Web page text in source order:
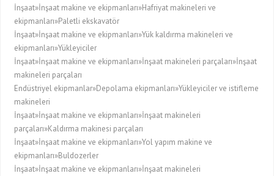
İnşaat»İnşaat makine ve ekipmanları»Hafriyat makineleri ve
ekipmanları»Paletli ekskavatör
İnşaat»İnşaat makine ve ekipmanları»Yük kaldırma makineleri ve
ekipmanları»Yükleyiciler
İnşaat»İnşaat makine ve ekipmanları»İnşaat makineleri parçaları»İnşaat
makineleri parçaları
Endüstriyel ekipmanlar»Depolama ekipmanları»Yükleyiciler ve istifleme
makineleri
İnşaat»İnşaat makine ve ekipmanları»İnşaat makineleri
parçaları»Kaldırma makinesi parçaları
İnşaat»İnşaat makine ve ekipmanları»Yol yapım makine ve
ekipmanları»Buldozerler
İnşaat»İnşaat makine ve ekipmanları»İnşaat makineleri